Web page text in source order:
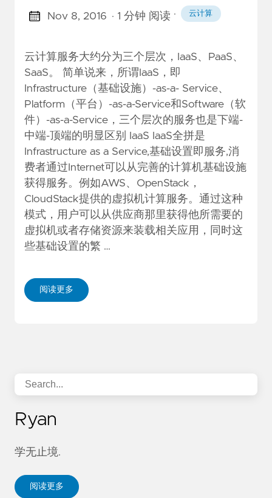
Nov 8, 2016 · 1 分钟 阅读 · 云计算
云计算服务大约分为三个层次，IaaS、PaaS、
SaaS。 简单说来，所谓IaaS，即
Infrastructure（基础设施）-as-a- Service、
Platform（平台）-as-a-Service和Software（软
件）-as-a-Service，三个层次的服务也是下端-
中端-顶端的明显区别 IaaS IaaS全拼是
Infrastructure as a Service,基础设置即服务,消
费者通过Internet可以从完善的计算机基础设施
获得服务。例如AWS、OpenStack，
CloudStack提供的虚拟机计算服务。通过这种
模式，用户可以从供应商那里获得他所需要的
虚拟机或者存储资源来装载相关应用，同时这
些基础设置的繁 …
阅读更多
Ryan
学无止境.
阅读更多